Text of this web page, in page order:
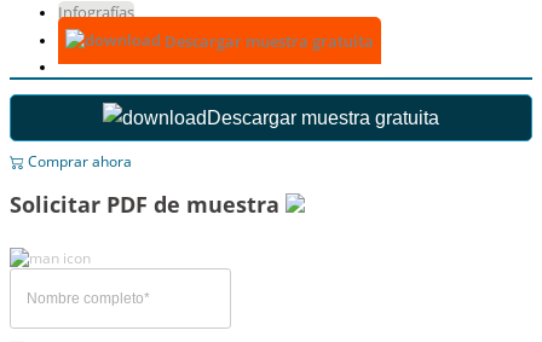
Infografías
Descargar muestra gratuita
Descargar muestra gratuita
Comprar ahora
Solicitar PDF de muestra